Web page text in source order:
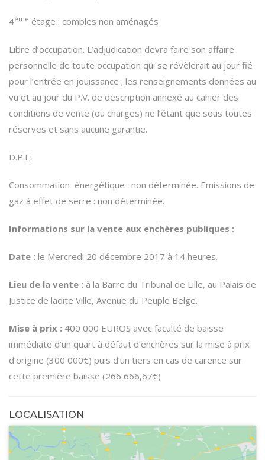
4ème étage : combles non aménagés
Libre d’occupation. L’adjudication devra faire son affaire
personnelle de toute occupation qui se révèlerait au jour fié
pour l’entrée en jouissance ; les renseignements données au
vu et au jour du P.V. de description annexé au cahier des
conditions de vente (ou charges) ne l’étant que sous toutes
réserves et sans aucune garantie.
D.P.E.
Consommation énergétique : non déterminée. Emissions de
gaz à effet de serre : non déterminée.
Informations sur la vente aux enchères publiques :
Date : le Mercredi 20 décembre 2017 à 14 heures.
Lieu de la vente : à la Barre du Tribunal de Lille, au Palais de
Justice de ladite Ville, Avenue du Peuple Belge.
Mise à prix : 400 000 EUROS avec faculté de baisse
immédiate d’un quart à défaut d’enchères sur la mise à prix
d’origine (300 000€) puis d’un tiers en cas de carence sur
cette première baisse (266 666,67€)
LOCALISATION